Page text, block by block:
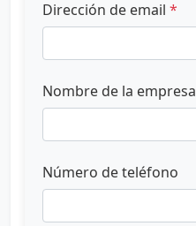
Dirección de email *
Nombre de la empresa
Número de teléfono